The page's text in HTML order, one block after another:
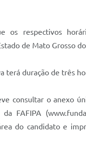
os respectivos
de Mato Grosso
terá duração de três
consultar o anexo
FAFIPA
do candidato e